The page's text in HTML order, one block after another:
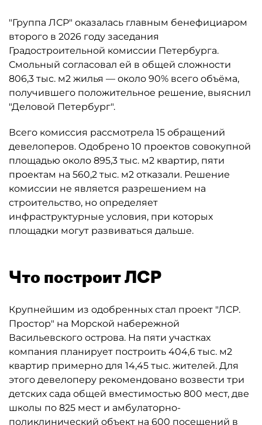
"Группа ЛСР" оказалась главным бенефициаром
второго в 2026 году заседания
Градостроительной комиссии Петербурга.
Смольный согласовал ей в общей сложности
806,3 тыс. м2 жилья — около 90% всего объёма,
получившего положительное решение, выяснил
"Деловой Петербург".
Всего комиссия рассмотрела 15 обращений
девелоперов. Одобрено 10 проектов совокупной
площадью около 895,3 тыс. м2 квартир, пяти
проектам на 560,2 тыс. м2 отказали. Решение
комиссии не является разрешением на
строительство, но определяет
инфраструктурные условия, при которых
площадки могут развиваться дальше.
Что построит ЛСР
Крупнейшим из одобренных стал проект "ЛСР.
Простор" на Морской набережной
Васильевского острова. На пяти участках
компания планирует построить 404,6 тыс. м2
квартир примерно для 14,45 тыс. жителей. Для
этого девелоперу рекомендовано возвести три
детских сада общей вместимостью 800 мест, две
школы по 825 мест и амбулаторно-
поликлинический объект на 600 посещений в